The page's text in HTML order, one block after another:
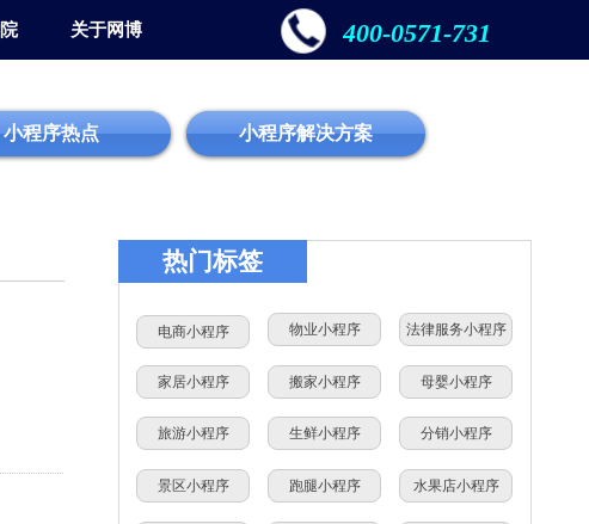
400-0571-731
关于网博
小程序热点 小程序解决方案
搬家小程序
物业小程序
家居小程序
旅游小程序
电商小程序
热门标签
生鲜小程序
景区小程序 跑腿小程序
母婴小程序
分销小程序
水果店小程序
法律服务小程序